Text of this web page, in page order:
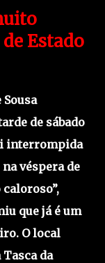
Estado
de sábado
interrompida
véspera de
que já é um
O local
da